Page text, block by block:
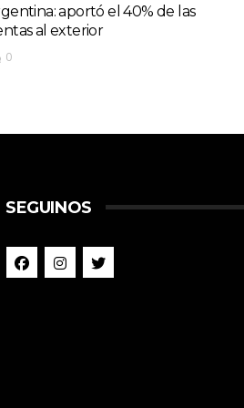
aportó el 40% de las
al exterior
0
SEGUINOS